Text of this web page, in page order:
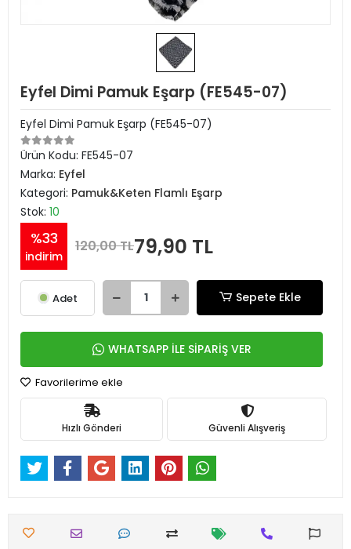
Eyfel Dimi Pamuk Eşarp (FE545-07)
Eyfel Dimi Pamuk Eşarp (FE545-07)
Ürün Kodu: FE545-07
Marka: Eyfel
Kategori: Pamuk&Keten Flamlı Eşarp
Stok: 10
%33
indirim
120,00 TL79,90 TL
Adet Sepete Ekle
WHATSAPP İLE SİPARİŞ VER
Favorilerime ekle
Hızlı Gönderi Güvenli Alışveriş